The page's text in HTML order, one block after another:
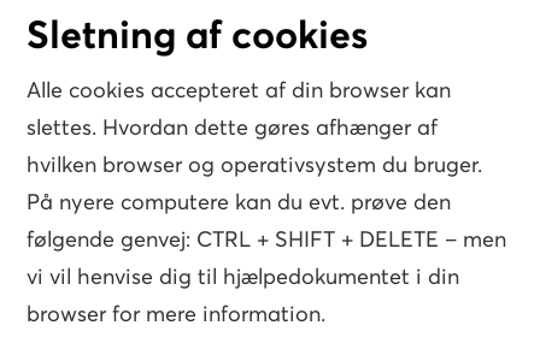
Sletning af cookies
Alle cookies accepteret af din browser kan
slettes. Hvordan dette gøres afhænger af
hvilken browser og operativsystem du bruger.
På nyere computere kan du evt. prøve den
følgende genvej: CTRL + SHIFT + DELETE – men
vi vil henvise dig til hjælpedokumentet i din
browser for mere information.